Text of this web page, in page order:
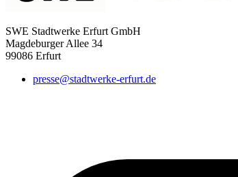
SWE Stadtwerke Erfurt GmbH
Magdeburger Allee 34
99086 Erfurt
presse@stadtwerke-erfurt.de